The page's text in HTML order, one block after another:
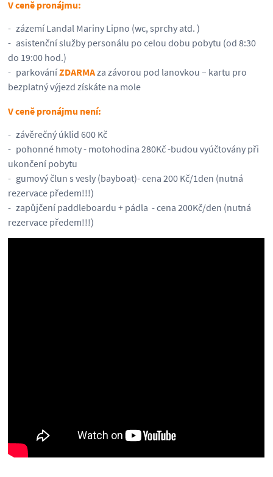
V ceně pronájmu:
zázemí Landal Mariny Lipno (wc, sprchy atd. )
asistenční služby personálu po celou dobu pobytu (od 8:30
do 19:00 hod.)
parkováníZDARMAza závorou pod lanovkou – kartu pro
bezplatný výjezd získáte na mole
V ceně pronájmu není:
závěrečný úklid 600 Kč
pohonné hmoty - motohodina 280Kč -budou vyúčtovány při
ukončení pobytu
gumový člun s vesly (bayboat)- cena 200 Kč/1den (nutná
rezervace předem!!!)
zapůjčení paddleboardu + pádla - cena 200Kč/den (nutná
rezervace předem!!!)